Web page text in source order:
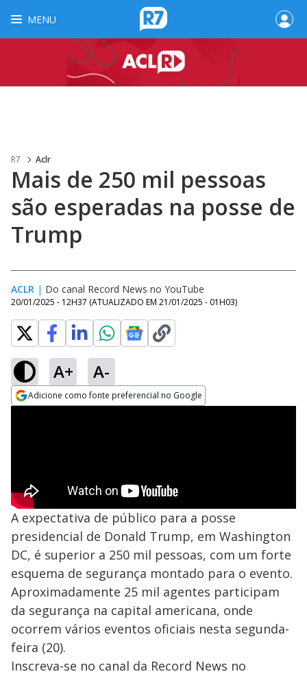
MENU
R7 Aclr
Mais de 250 mil pessoas
são esperadas na posse de
Trump
ACLR | Do canal Record News no YouTube
20/01/2025 - 12H37 (ATUALIZADO EM 21/01/2025 - 01H03)
A+ A-
Adicione como fonte preferencial no Google
A expectativa de público para a posse
presidencial de Donald Trump, em Washington
DC, é superior a 250 mil pessoas, com um forte
esquema de segurança montado para o evento.
Aproximadamente 25 mil agentes participam
da segurança na capital americana, onde
ocorrem vários eventos oficiais nesta segunda-
feira (20).
Inscreva-se no canal da Record News no